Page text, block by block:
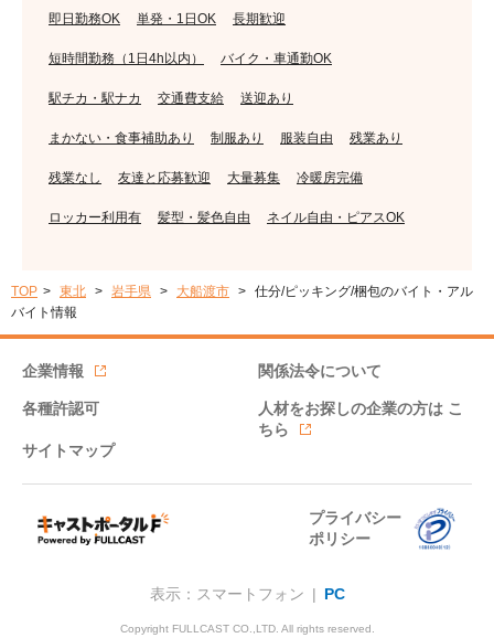
即日勤務OK 単発・1日OK 長期歓迎
短時間勤務（1日4h以内） バイク・車通勤OK
駅チカ・駅ナカ 交通費支給 送迎あり
まかない・食事補助あり 制服あり 服装自由 残業あり
残業なし 友達と応募歓迎 大量募集 冷暖房完備
ロッカー利用有 髪型・髪色自由 ネイル自由・ピアスOK
TOP 東北 岩手県 大船渡市
仕分/ピッキング/梱包のバイト・アル
バイト情報
企業情報 関係法令について
各種許認可 人材をお探しの企業の方は こ
ちら
サイトマップ
プライバシー
ポリシー
表示：スマートフォン | PC
Copyright FULLCAST CO.,LTD. All rights reserved.